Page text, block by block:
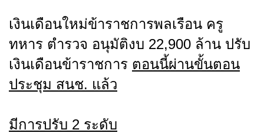
เงินเดือนใหม่ข้าราชการพลเรือน ครู
ทหาร ตำรวจ อนุมัติงบ 22,900 ล้าน ปรับ
เงินเดือนข้าราชการ ตอนนี้ผ่านขั้นตอน
ประชุม สนช. แล้ว
มีการปรับ 2 ระดับ